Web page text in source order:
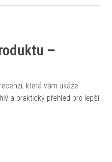
–
která vám ukáže
a praktický přehled pro lepší